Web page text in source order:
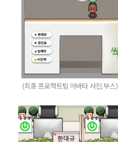
(최종 프로젝트팀 아바타 사진,부스)